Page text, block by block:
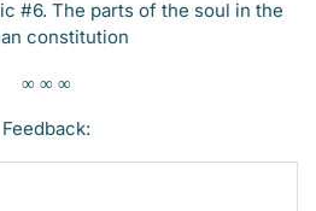
#6. The parts of the soul in the
constitution
∞ ∞ ∞
Feedback: